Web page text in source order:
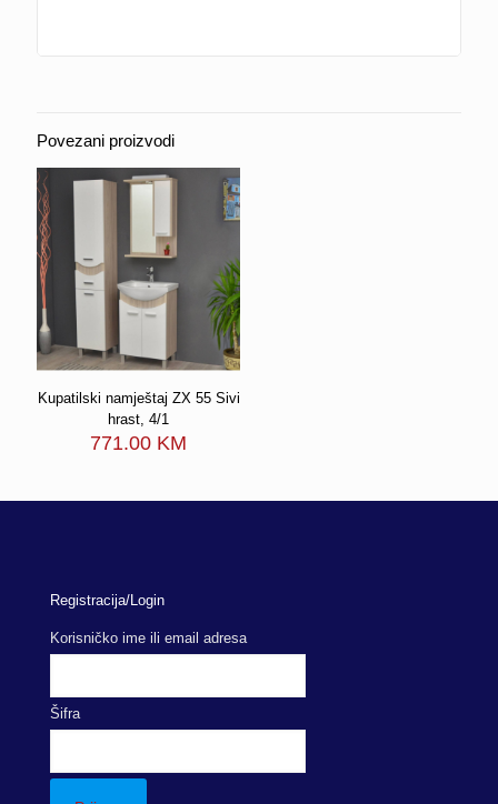
Povezani proizvodi
Kupatilski namještaj ZX 55 Sivi
hrast, 4/1
771.00 KM
Registracija/Login
Korisničko ime ili email adresa
Šifra